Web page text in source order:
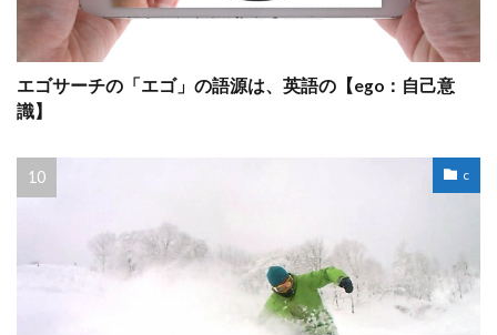
エゴサーチの「エゴ」の語源は、英語の【ego：自己意
識】
c